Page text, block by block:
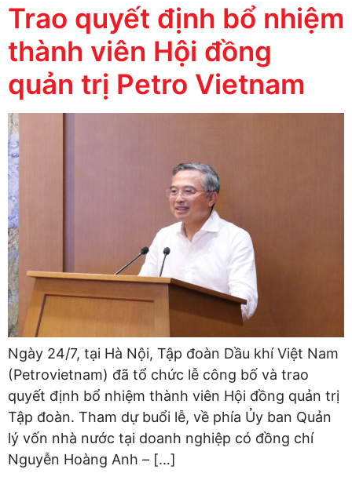
Trao quyết định bổ nhiệm
thành viên Hội đồng
quản trị Petro Vietnam
Ngày 24/7, tại Hà Nội, Tập đoàn Dầu khí Việt Nam
(Petrovietnam) đã tổ chức lễ công bố và trao
quyết định bổ nhiệm thành viên Hội đồng quản trị
Tập đoàn. Tham dự buổi lễ, về phía Ủy ban Quản
lý vốn nhà nước tại doanh nghiệp có đồng chí
Nguyễn Hoàng Anh – […]